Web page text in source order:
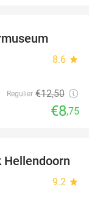
8.6 star
Regulier €12,50
€8,75
41%
9.2 star